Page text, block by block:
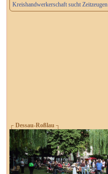
Kreishandwerkerschaft sucht Zeitzeugen
┌ Dessau-Roßlau ┐